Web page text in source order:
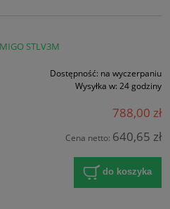
STLV3M
Dostępność: na wyczerpaniu
Wysyłka w: 24 godziny
788,00 zł
Cena netto: 640,65 zł
do koszyka